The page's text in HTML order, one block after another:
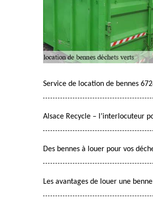
Service de location de bennes
Alsace Recycle – l’interlocuteur
Des bennes à louer pour vos
Les avantages de louer une